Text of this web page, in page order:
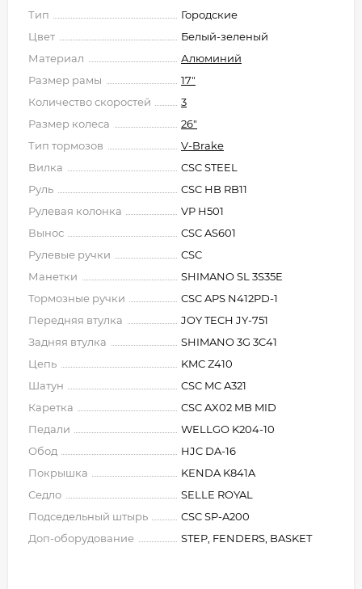
Тип
Городские
Цвет
Белый-зеленый
Материал
Алюминий
Размер рамы
17"
Количество скоростей
3
Размер колеса
26"
Тип тормозов
V-Brake
Вилка
CSC STEEL
Руль
CSC HB RB11
Рулевая колонка
VP H501
Вынос
CSC AS601
Рулевые ручки
CSC
Манетки
SHIMANO SL 3S35E
Тормозные ручки
CSC APS N412PD-1
Передняя втулка
JOY TECH JY-751
Задняя втулка
SHIMANO 3G 3C41
Цепь
KMC Z410
Шатун
CSC MC A321
Каретка
CSC AX02 MB MID
Педали
WELLGO K204-10
Обод
HJC DA-16
Покрышка
KENDA K841A
Седло
SELLE ROYAL
Подседельный штырь
CSC SP-A200
Доп-оборудование
STEP, FENDERS, BASKET